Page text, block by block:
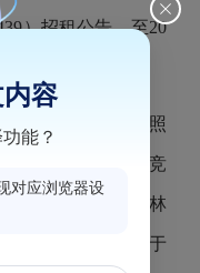
）招租公告。至20
。
电子竞价平台按照
行）》组织电子竞
）成交，承租人为林
关的交割手续将于
容
能？
对应浏览器设